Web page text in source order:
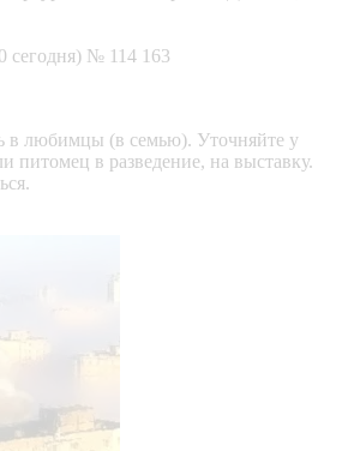
сегодня) № 114 163
в любимцы (в семью). Уточняйте у
питомец в разведение, на выставку.